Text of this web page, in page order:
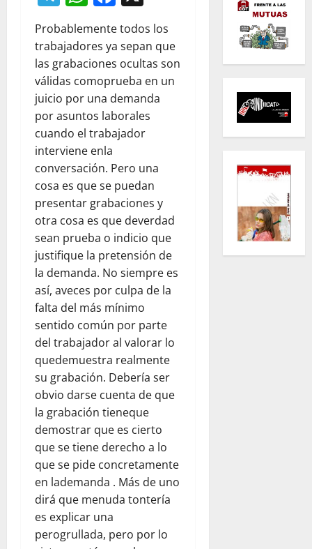
Probablemente todos los
trabajadores ya sepan que
las grabaciones ocultas son
válidas comoprueba en un
juicio por una demanda
por asuntos laborales
cuando el trabajador
interviene enla
conversación. Pero una
cosa es que se puedan
presentar grabaciones y
otra cosa es que deverdad
sean prueba o indicio que
justifique la pretensión de
la demanda. No siempre es
así, aveces por culpa de la
falta del más mínimo
sentido común por parte
del trabajador al valorar lo
quedemuestra realmente
su grabación. Debería ser
obvio darse cuenta de que
la grabación tieneque
demostrar que es cierto
que se tiene derecho a lo
que se pide concretamente
en lademanda . Más de uno
dirá que menuda tontería
es explicar una
perogrullada, pero por lo